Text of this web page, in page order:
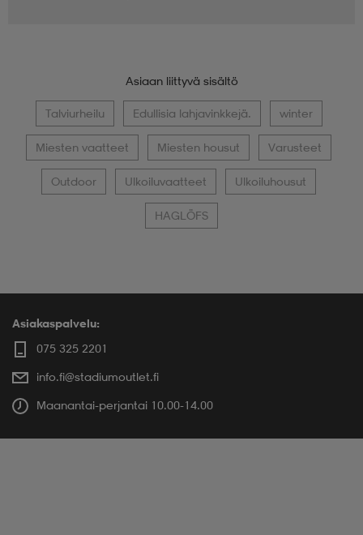
Asiaan liittyvä sisältö
Talviurheilu Edullisia lahjavinkkejä. winter
Miesten vaatteet Miesten housut Varusteet
Outdoor Ulkoiluvaatteet Ulkoiluhousut
HAGLÖFS
Asiakaspalvelu:
075 325 2201
info.fi@stadiumoutlet.fi
Maanantai-perjantai 10.00-14.00